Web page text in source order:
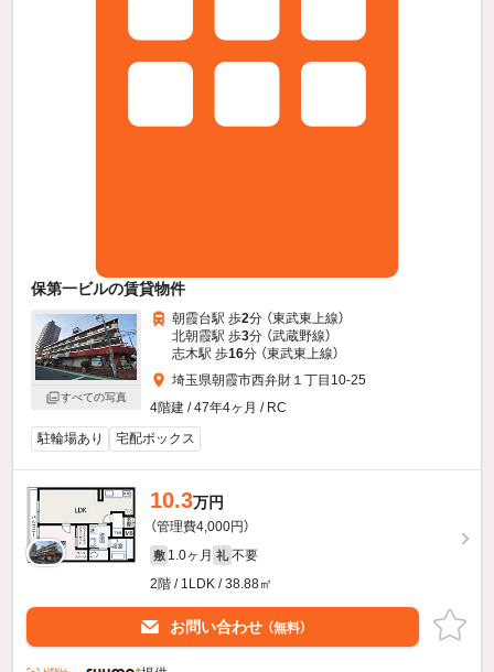
保第一ビルの賃貸物件
すべての写真
朝霞台駅 歩2分 （東武東上線）
北朝霞駅 歩3分 （武蔵野線）
志木駅 歩16分 （東武東上線）
埼玉県朝霞市西弁財１丁目10-25
4階建 / 47年4ヶ月 / RC
駐輪場あり
宅配ボックス
10.3万円
（管理費4,000円）
敷 1.0ヶ月 礼 不要
2階 / 1LDK / 38.88㎡
お問い合わせ （無料）